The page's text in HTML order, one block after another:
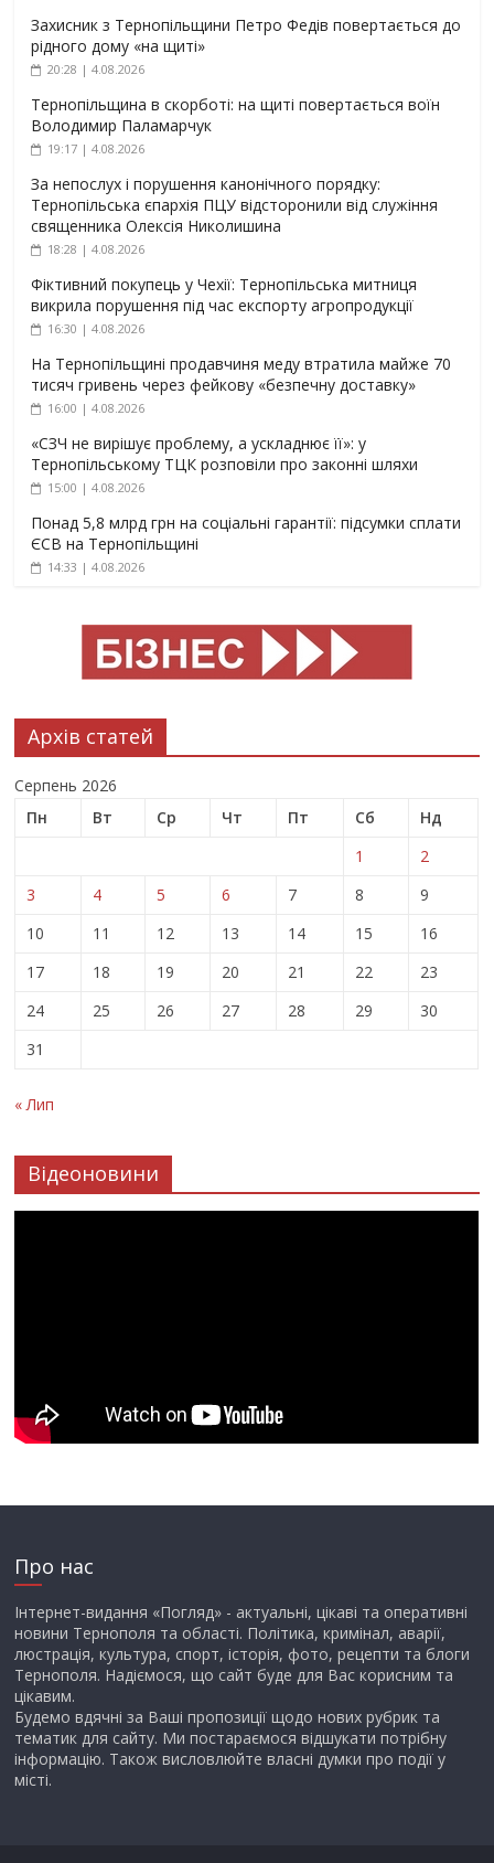
Захисник з Тернопільщини Петро Федів повертається до
рідного дому «на щиті»
20:28 | 4.08.2026
Тернопільщина в скорботі: на щиті повертається воїн
Володимир Паламарчук
19:17 | 4.08.2026
За непослух і порушення канонічного порядку:
Тернопільська єпархія ПЦУ відсторонили від служіння
священника Олексія Николишина
18:28 | 4.08.2026
Фіктивний покупець у Чехії: Тернопільська митниця
викрила порушення під час експорту агропродукції
16:30 | 4.08.2026
На Тернопільщині продавчиня меду втратила майже 70
тисяч гривень через фейкову «безпечну доставку»
16:00 | 4.08.2026
«СЗЧ не вирішує проблему, а ускладнює її»: у
Тернопільському ТЦК розповіли про законні шляхи
15:00 | 4.08.2026
Понад 5,8 млрд грн на соціальні гарантії: підсумки сплати
ЄСВ на Тернопільщині
14:33 | 4.08.2026
Архів статей
Серпень 2026
Пн
Вт Ср Чт Пт Сб
Нд
1
2
3
4 5 6 7 8
9
10
11 12 13 14 15
16
17
18 19 20 21 22
23
24
25 26 27 28 29
30
31
« Лип
Відеоновини
Про нас
Інтернет-видання «Погляд» - актуальні, цікаві та оперативні
новини Тернополя та області. Політика, кримінал, аварії,
люстрація, культура, спорт, історія, фото, рецепти та блоги
Тернополя. Надіємося, що сайт буде для Вас корисним та
цікавим.
Будемо вдячні за Ваші пропозиції щодо нових рубрик та
тематик для сайту. Ми постараємося відшукати потрібну
інформацію. Також висловлюйте власні думки про події у
місті.